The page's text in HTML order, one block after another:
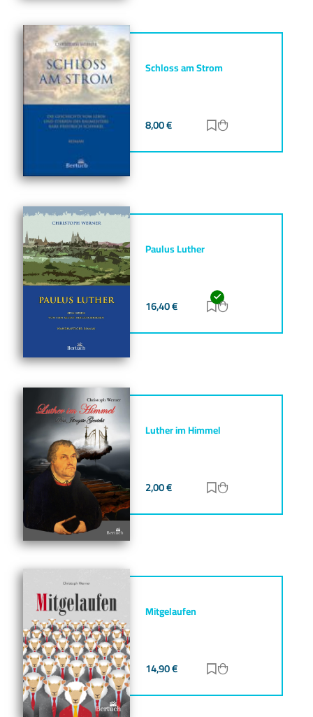
Schloss am Strom
8,00€ Zur Merkliste
Paulus Luther
16,40€ Zur Merkliste
Luther im Himmel
2,00€ Zur Merkliste
Mitgelaufen
14,90€ Zur Merkliste